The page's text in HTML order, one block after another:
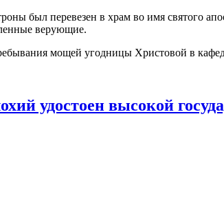
был перевезен в храм во имя святого
верующие.
мощей угодницы Христовой в
удостоен высокой